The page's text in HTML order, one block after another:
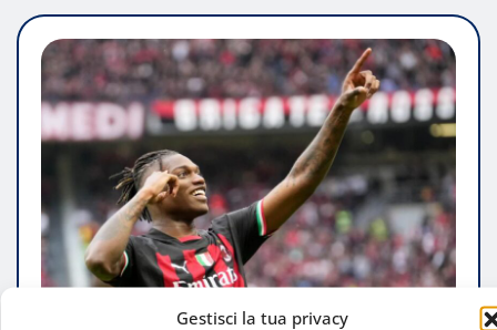
Gestisci la tua privacy